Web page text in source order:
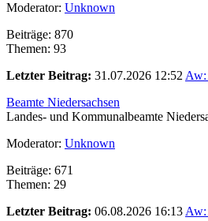
Moderator: Unknown
Beiträge: 870
Themen: 93
Letzter Beitrag: 31.07.2026 12:52 Aw:
Beamte Niedersachsen
Landes- und Kommunalbeamte
Moderator: Unknown
Beiträge: 671
Themen: 29
Letzter Beitrag: 06.08.2026 16:13 Aw: